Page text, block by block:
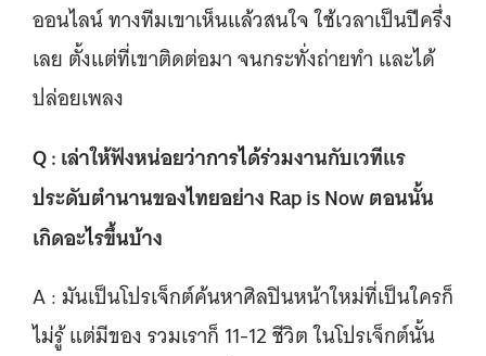
ออนไลน์ ทางทีมเขาเห็นแล้วสนใจ ใช้เวลาเป็นปีครึ่ง
เลย ตั้งแต่ที่เขาติดต่อมา จนกระทั่งถ่ายทำ และได้
ปล่อยเพลง
Q : เล่าให้ฟังหน่อยว่าการได้ร่วมงานกับเวทีแร
ประดับตำนานของไทยอย่าง Rap is Now ตอนนั้น
เกิดอะไรขึ้นบ้าง
A : มันเป็นโปรเจ็กต์ค้นหาศิลปินหน้าใหม่ที่เป็นใครก็
ไม่รู้ แต่มีของ รวมเราก็ 11-12 ชีวิต ในโปรเจ็กต์นั้น